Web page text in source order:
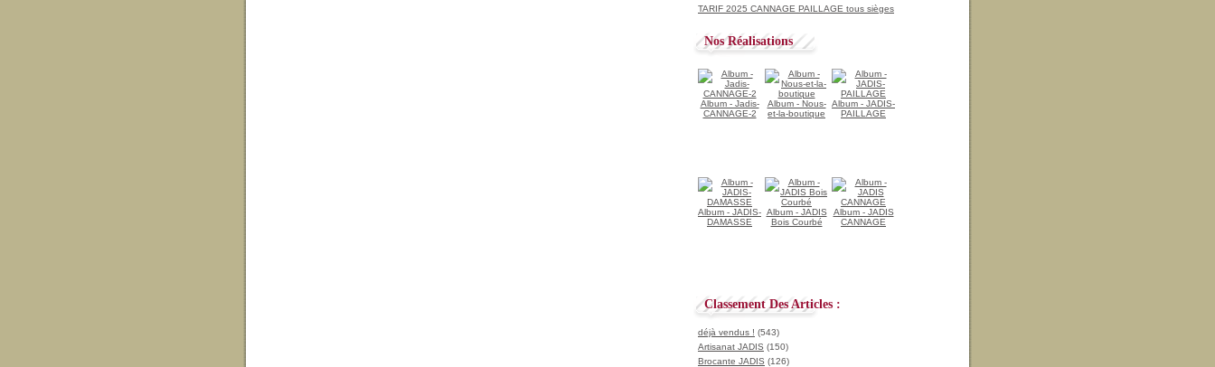
TARIF 2025 CANNAGE PAILLAGE tous sièges
Nos Réalisations
Album - Jadis-
CANNAGE-2
Album - Nous-
et-la-boutique
Album - JADIS-
PAILLAGE
Album - JADIS-
DAMASSE
Album - JADIS
Bois Courbé
Album - JADIS
CANNAGE
Classement Des Articles :
déjà vendus ! (543)
Artisanat JADIS (150)
Brocante JADIS (126)